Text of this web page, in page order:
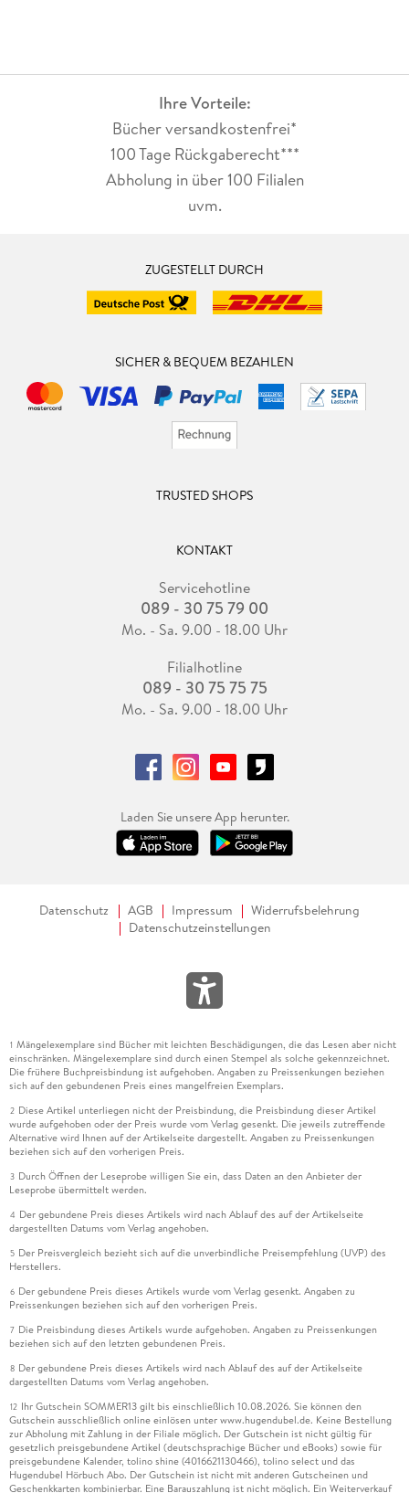
Ihre Vorteile:
Bücher versandkostenfrei*
100 Tage Rückgaberecht***
Abholung in über 100 Filialen
uvm.
ZUGESTELLT DURCH
SICHER & BEQUEM BEZAHLEN
TRUSTED SHOPS
KONTAKT
Servicehotline
089 - 30 75 79 00
Mo. - Sa. 9.00 - 18.00 Uhr
Filialhotline
089 - 30 75 75 75
Mo. - Sa. 9.00 - 18.00 Uhr
Laden Sie unsere App herunter.
Datenschutz AGB Impressum
Widerrufsbelehrung
Datenschutzeinstellungen
1 Mängelexemplare sind Bücher mit leichten Beschädigungen, die das Lesen aber nicht
einschränken. Mängelexemplare sind durch einen Stempel als solche gekennzeichnet.
Die frühere Buchpreisbindung ist aufgehoben. Angaben zu Preissenkungen beziehen
sich auf den gebundenen Preis eines mangelfreien Exemplars.
2 Diese Artikel unterliegen nicht der Preisbindung, die Preisbindung dieser Artikel
wurde aufgehoben oder der Preis wurde vom Verlag gesenkt. Die jeweils zutreffende
Alternative wird Ihnen auf der Artikelseite dargestellt. Angaben zu Preissenkungen
beziehen sich auf den vorherigen Preis.
3 Durch Öffnen der Leseprobe willigen Sie ein, dass Daten an den Anbieter der
Leseprobe übermittelt werden.
4 Der gebundene Preis dieses Artikels wird nach Ablauf des auf der Artikelseite
dargestellten Datums vom Verlag angehoben.
5 Der Preisvergleich bezieht sich auf die unverbindliche Preisempfehlung (UVP) des
Herstellers.
6 Der gebundene Preis dieses Artikels wurde vom Verlag gesenkt. Angaben zu
Preissenkungen beziehen sich auf den vorherigen Preis.
7 Die Preisbindung dieses Artikels wurde aufgehoben. Angaben zu Preissenkungen
beziehen sich auf den letzten gebundenen Preis.
8 Der gebundene Preis dieses Artikels wird nach Ablauf des auf der Artikelseite
dargestellten Datums vom Verlag angehoben.
12 Ihr Gutschein SOMMER13 gilt bis einschließlich 10.08.2026. Sie können den
Gutschein ausschließlich online einlösen unter www.hugendubel.de. Keine Bestellung
zur Abholung mit Zahlung in der Filiale möglich. Der Gutschein ist nicht gültig für
gesetzlich preisgebundene Artikel (deutschsprachige Bücher und eBooks) sowie für
preisgebundene Kalender, tolino shine (4016621130466), tolino select und das
Hugendubel Hörbuch Abo. Der Gutschein ist nicht mit anderen Gutscheinen und
Geschenkkarten kombinierbar. Eine Barauszahlung ist nicht möglich. Ein Weiterverkauf